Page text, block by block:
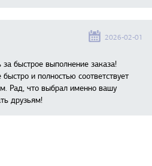
2026-02-01
быстрое выполнение заказа!
и полностью соответствует
Рад, что выбрал именно вашу
друзьям!